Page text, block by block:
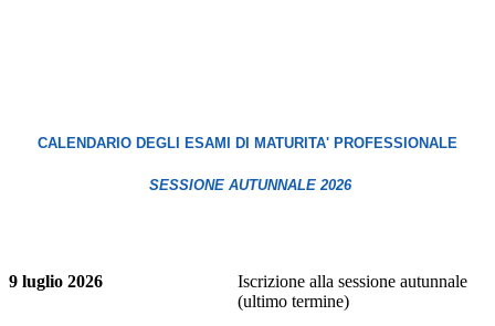
CALENDARIO DEGLI ESAMI DI MATURITA' PROFESSIONALE
SESSIONE AUTUNNALE 2026
9 luglio 2026
Iscrizione alla sessione autunnale
(ultimo termine)